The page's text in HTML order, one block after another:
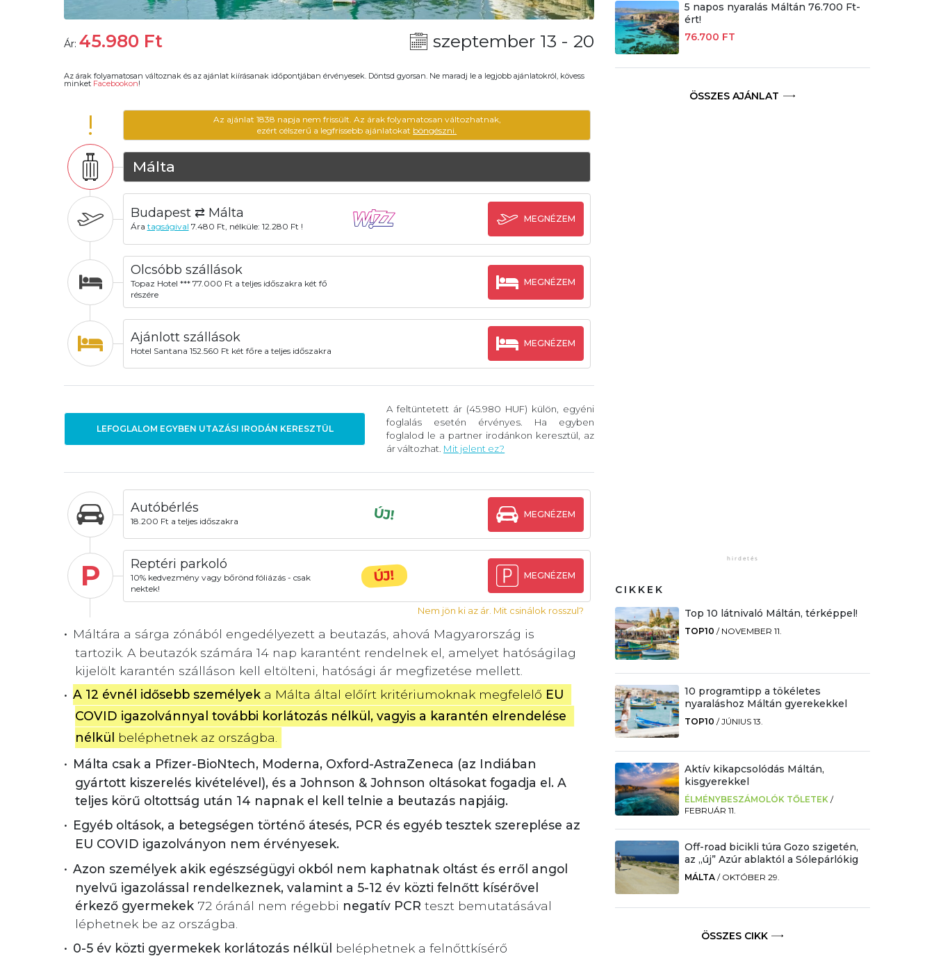
Ár: 45.980 Ft szeptember 13 - 20
Az árak folyamatosan változnak és az ajánlat kiírásanak időpontjában érvényesek. Döntsd gyorsan. Ne maradj le a legjobb ajánlatokról, kövess
minket Facebookon!
!
Az ajánlat 1838 napja nem frissült. Az árak folyamatosan változhatnak,
ezért célszerű a legfrissebb ajánlatokat böngészni.
Málta
Budapest ⇄ Málta
Ára tagságival 7.480 Ft, nélküle: 12.280 Ft !
MEGNÉZEM
Olcsóbb szállások
Topaz Hotel *** 77.000 Ft a teljes időszakra két fő
részére
MEGNÉZEM
Ajánlott szállások
Hotel Santana 152.560 Ft két főre a teljes időszakra
MEGNÉZEM
LEFOGLALOM EGYBEN UTAZÁSI IRODÁN KERESZTÜL
A feltüntetett ár (45.980 HUF) külön, egyéni
foglalás esetén érvényes. Ha egyben
foglalod le a partner irodánkon keresztül, az
ár változhat. Mit jelent ez?
Autóbérlés
18.200 Ft a teljes időszakra ÚJ! MEGNÉZEM
P Reptéri parkoló
10% kedvezmény vagy bőrönd fóliázás - csak
nektek!
ÚJ! MEGNÉZEM
Nem jön ki az ár. Mit csinálok rosszul?
Máltára a sárga zónából engedélyezett a beutazás, ahová Magyarország is
tartozik. A beutazók számára 14 nap karantént rendelnek el, amelyet hatóságilag
kijelölt karantén szálláson kell eltölteni, hatósági ár megfizetése mellett.
A 12 évnél idősebb személyek a Málta által előírt kritériumoknak megfelelő EU
COVID igazolvánnyal további korlátozás nélkül, vagyis a karantén elrendelése
nélkül
beléphetnek az országba.
Málta csak a Pfizer-BioNtech, Moderna, Oxford-AstraZeneca (az Indiában
gyártott kiszerelés kivételével), és a Johnson & Johnson oltásokat fogadja el. A
teljes körű oltottság után 14 napnak el kell telnie a beutazás napjáig.
Egyéb oltások, a betegségen történő átesés, PCR és egyéb tesztek szereplése az
EU COVID igazolványon nem érvényesek.
Azon személyek akik egészségügyi okból nem kaphatnak oltást és erről angol
nyelvű igazolással rendelkeznek, valamint a 5-12 év közti felnőtt kísérővel
érkező gyermekek72 óránál nem régebbi negatív PCR teszt bemutatásával
léphetnek be az országba.
0-5 év közti gyermekek korlátozás nélkül beléphetnek a felnőttkísérő
5 napos nyaralás Máltán 76.700 Ft-
ért!
76.700 FT
ÖSSZES AJÁNLAT
CIKKEK
Top 10 látnivaló Máltán, térképpel!
TOP10 / NOVEMBER 11.
10 programtipp a tökéletes
nyaraláshoz Máltán gyerekekkel
TOP10 /JÚNIUS 13.
Aktív kikapcsolódás Máltán,
kisgyerekkel
ÉLMÉNYBESZÁMOLÓK TŐLETEK /
FEBRUÁR 11.
Off-road bicikli túra Gozo szigetén,
az „új” Azúr ablaktól a Sólepárlókig
MÁLTA / OKTÓBER 29.
ÖSSZES CIKK